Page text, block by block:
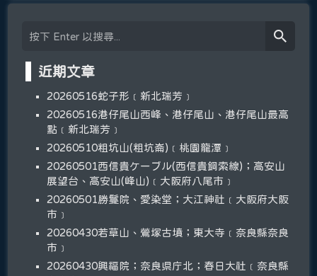
近期文章
20260516蛇子形﹝新北瑞芳﹞
20260516港仔尾山西峰、港仔尾山、港仔尾山最高
點﹝新北瑞芳﹞
20260510粗坑山(粗坑崙)﹝桃園龍潭﹞
20260501西信貴ケーブル(西信貴鋼索線)；高安山
展望台、高安山(峰山)﹝大阪府八尾市﹞
20260501勝鬘院、愛染堂；大江神社﹝大阪府大阪
市﹞
20260430若草山、鶯塚古墳；東大寺﹝奈良縣奈良
市﹞
20260430興福院；奈良県庁北；春日大社﹝奈良縣